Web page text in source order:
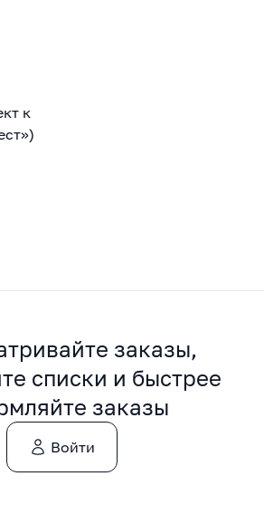
к
заказы,
списки и быстрее
заказы
Войти